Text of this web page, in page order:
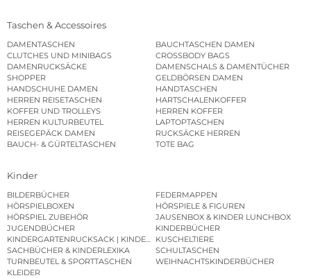
Taschen & Accessoires
DAMENTASCHEN
BAUCHTASCHEN DAMEN
CLUTCHES UND MINIBAGS
CROSSBODY BAGS
DAMENRUCKSÄCKE
DAMENSCHALS & DAMENTÜCHER
SHOPPER
GELDBÖRSEN DAMEN
HANDSCHUHE DAMEN
HANDTASCHEN
HERREN REISETASCHEN
HARTSCHALENKOFFER
KOFFER UND TROLLEYS
HERREN KOFFER
HERREN KULTURBEUTEL
LAPTOPTASCHEN
REISEGEPÄCK DAMEN
RUCKSÄCKE HERREN
BAUCH- & GÜRTELTASCHEN
TOTE BAG
Kinder
BILDERBÜCHER
FEDERMAPPEN
HÖRSPIELBOXEN
HÖRSPIELE & FIGUREN
HÖRSPIEL ZUBEHÖR
JAUSENBOX & KINDER LUNCHBOX
JUGENDBÜCHER
KINDERBÜCHER
KINDERGARTENRUCKSACK | KINDERGARTENBEUTEL
KUSCHELTIERE
SACHBÜCHER & KINDERLEXIKA
SCHULTASCHEN
TURNBEUTEL & SPORTTASCHEN
WEIHNACHTSKINDERBÜCHER
KLEIDER